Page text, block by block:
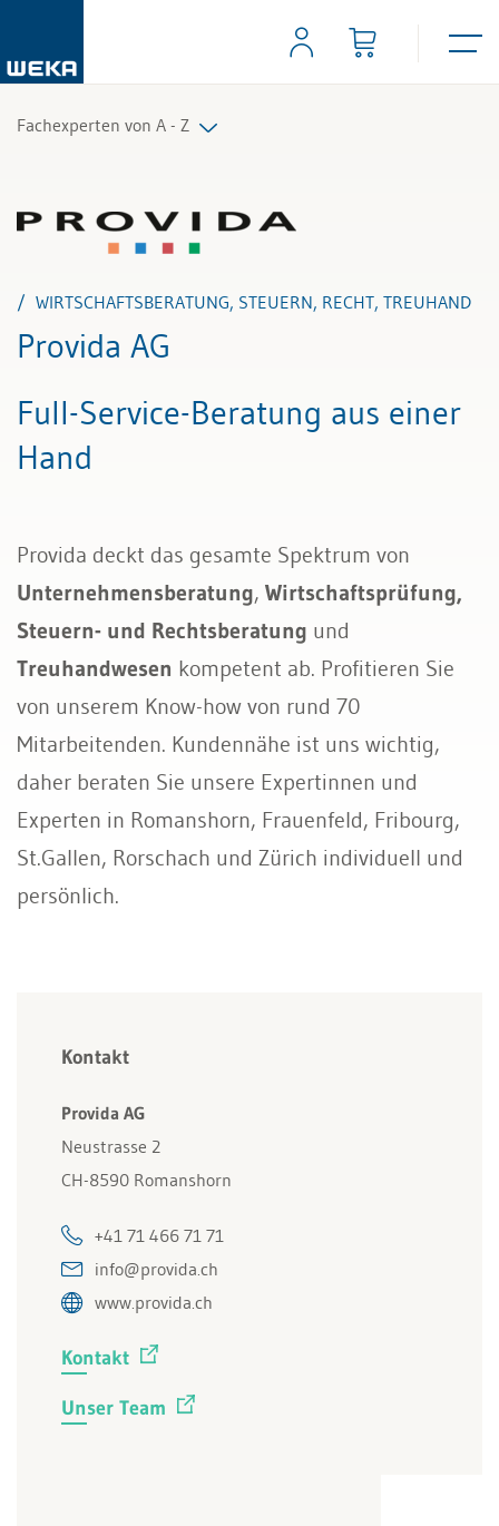
Fachexperten von A - Z
Alle Fachexperten
WIRTSCHAFTSBERATUNG, STEUERN, RECHT, TREUHAND
Provida AG
Full-Service-Beratung aus einer
Hand
Provida deckt das gesamte Spektrum von
Unternehmensberatung, Wirtschaftsprüfung,
Steuern- und Rechtsberatung und
Treuhandwesen kompetent ab. Profitieren Sie
von unserem Know-how von rund 70
Mitarbeitenden. Kundennähe ist uns wichtig,
daher beraten Sie unsere Expertinnen und
Experten in Romanshorn, Frauenfeld, Fribourg,
St.Gallen, Rorschach und Zürich individuell und
persönlich.
Kontakt
Provida AG
Neustrasse 2
CH-8590 Romanshorn
+41 71 466 71 71
info@provida.ch
www.provida.ch
Kontakt
Unser Team